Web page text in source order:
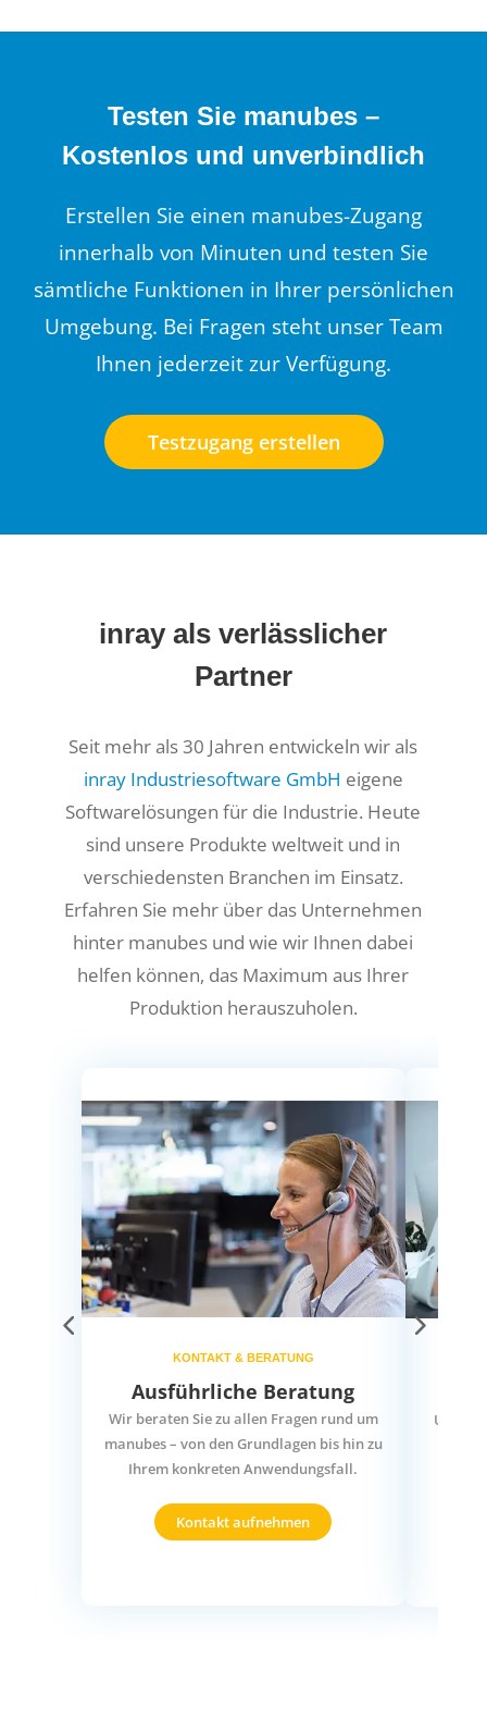
Testen Sie manubes –
Kostenlos und unverbindlich
Erstellen Sie einen manubes-Zugang
innerhalb von Minuten und testen Sie
sämtliche Funktionen in Ihrer persönlichen
Umgebung. Bei Fragen steht unser Team
Ihnen jederzeit zur Verfügung.
Testzugang erstellen
inray als verlässlicher
Partner
Seit mehr als 30 Jahren entwickeln wir als
inray Industriesoftware GmbH eigene
Softwarelösungen für die Industrie. Heute
sind unsere Produkte weltweit und in
verschiedensten Branchen im Einsatz.
Erfahren Sie mehr über das Unternehmen
hinter manubes und wie wir Ihnen dabei
helfen können, das Maximum aus Ihrer
Produktion herauszuholen.
KONTAKT & BERATUNG
Ausführliche Beratung
Wir beraten Sie zu allen Fragen rund um
manubes – von den Grundlagen bis hin zu
Ihrem konkreten Anwendungsfall.
Kontakt aufnehmen
Unser